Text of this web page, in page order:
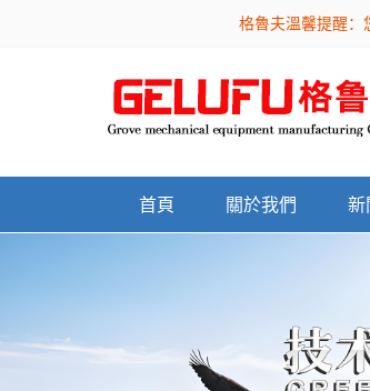
格魯夫溫馨提醒：
首頁 關於我們 新